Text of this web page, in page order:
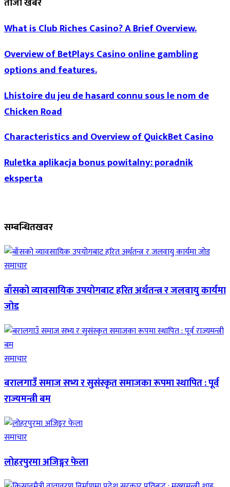
What is Club Riches Casino? A Brief Overview.
Overview of BetPlays Casino online gambling
options and features.
Lhistoire du jeu de hasard connu sous le nom de
Chicken Road
Characteristics and Overview of QuickBet Casino
Ruletka aplikacja bonus powitalny: poradnik
eksperta
सम्बन्धितखवर
समाचार
बाँसको व्यावसायिक उपयोगबाट हरित अर्थतन्त्र र जलवायु कार्यमा
जोड
समाचार
बरालगाउँ समाज सभ्य र सुसंस्कृत समाजका रूपमा स्थापित : पूर्व
राज्यमन्त्री बम
समाचार
लोहरपुरमा अजिङ्गर फेला